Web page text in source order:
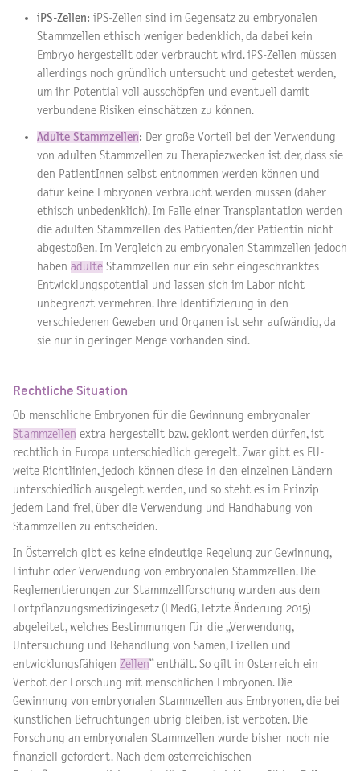
iPS-Zellen: iPS-Zellen sind im Gegensatz zu embryonalen
Stammzellen ethisch weniger bedenklich, da dabei kein
Embryo hergestellt oder verbraucht wird. iPS-Zellen müssen
allerdings noch gründlich untersucht und getestet werden,
um ihr Potential voll ausschöpfen und eventuell damit
verbundene Risiken einschätzen zu können.
Adulte Stammzellen: Der große Vorteil bei der Verwendung
von adulten Stammzellen zu Therapiezwecken ist der, dass sie
den PatientInnen selbst entnommen werden können und
dafür keine Embryonen verbraucht werden müssen (daher
ethisch unbedenklich). Im Falle einer Transplantation werden
die adulten Stammzellen des Patienten/der Patientin nicht
abgestoßen. Im Vergleich zu embryonalen Stammzellen jedoch
haben adulte Stammzellen nur ein sehr eingeschränktes
Entwicklungspotential und lassen sich im Labor nicht
unbegrenzt vermehren. Ihre Identifizierung in den
verschiedenen Geweben und Organen ist sehr aufwändig, da
sie nur in geringer Menge vorhanden sind.
Rechtliche Situation
Ob menschliche Embryonen für die Gewinnung embryonaler
Stammzellen extra hergestellt bzw. geklont werden dürfen, ist
rechtlich in Europa unterschiedlich geregelt. Zwar gibt es EU-
weite Richtlinien, jedoch können diese in den einzelnen Ländern
unterschiedlich ausgelegt werden, und so steht es im Prinzip
jedem Land frei, über die Verwendung und Handhabung von
Stammzellen zu entscheiden.
In Österreich gibt es keine eindeutige Regelung zur Gewinnung,
Einfuhr oder Verwendung von embryonalen Stammzellen. Die
Reglementierungen zur Stammzellforschung wurden aus dem
Fortpflanzungsmedizingesetz (FMedG, letzte Änderung 2015)
abgeleitet, welches Bestimmungen für die „Verwendung,
Untersuchung und Behandlung von Samen, Eizellen und
entwicklungsfähigen Zellen“ enthält. So gilt in Österreich ein
Verbot der Forschung mit menschlichen Embryonen. Die
Gewinnung von embryonalen Stammzellen aus Embryonen, die bei
künstlichen Befruchtungen übrig bleiben, ist verboten. Die
Forschung an embryonalen Stammzellen wurde bisher noch nie
finanziell gefördert. Nach dem österreichischen